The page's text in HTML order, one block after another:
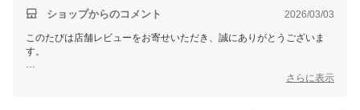
ショップからのコメント 2026/03/03
このたびは店舗レビューをお寄せいただき、誠にありがとうございま
す。
さらに表示